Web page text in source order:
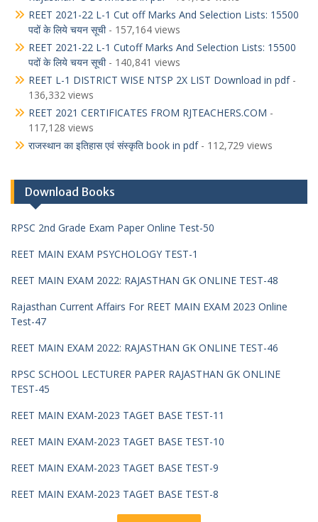
REET 2021-22 L-1 Cut off Marks And Selection Lists: 15500
पदों के लिये चयन सूची- 157,164 views
REET 2021-22 L-1 Cutoff Marks And Selection Lists: 15500
पदों के लिये चयन सूची- 140,841 views
REET L-1 DISTRICT WISE NTSP 2X LIST Download in pdf-
136,332 views
REET 2021 CERTIFICATES FROM RJTEACHERS.COM -
117,128 views
राजस्थान का इतिहास एवं संस्कृति book in pdf- 112,729 views
Download Books
RPSC 2nd Grade Exam Paper Online Test-50
REET MAIN EXAM PSYCHOLOGY TEST-1
REET MAIN EXAM 2022: RAJASTHAN GK ONLINE TEST-48
Rajasthan Current Affairs For REET MAIN EXAM 2023 Online
Test-47
REET MAIN EXAM 2022: RAJASTHAN GK ONLINE TEST-46
RPSC SCHOOL LECTURER PAPER RAJASTHAN GK ONLINE
TEST-45
REET MAIN EXAM-2023 TAGET BASE TEST-11
REET MAIN EXAM-2023 TAGET BASE TEST-10
REET MAIN EXAM-2023 TAGET BASE TEST-9
REET MAIN EXAM-2023 TAGET BASE TEST-8